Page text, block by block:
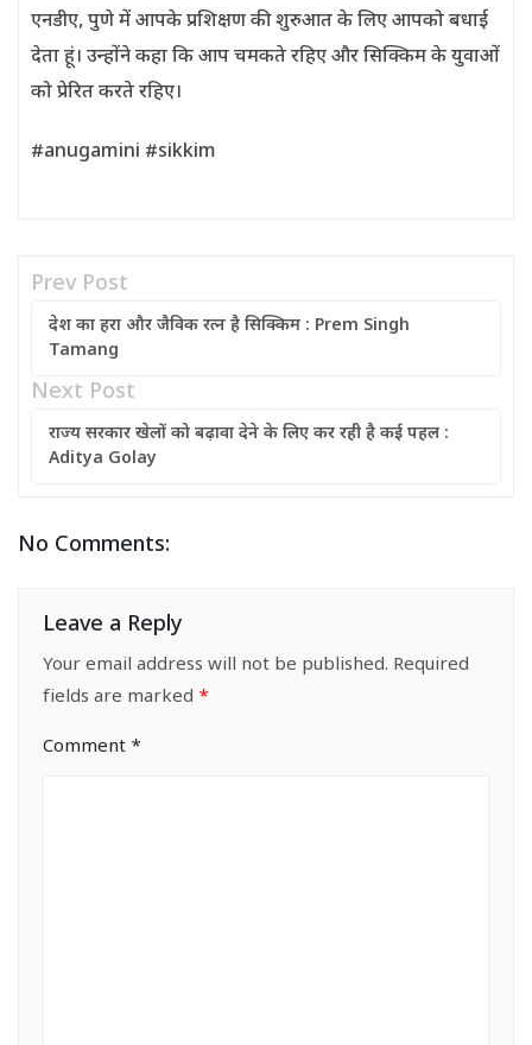
एनडीए, पुणे में आपके प्रशिक्षण की शुरुआत के लिए आपको बधाई
देता हूं। उन्होंने कहा कि आप चमकते रहिए और सिक्किम के युवाओं
को प्रेरित करते रहिए।
#anugamini #sikkim
Prev Post
देश का हरा और जैविक रत्न है सिक्किम : Prem Singh
Tamang
Next Post
राज्य सरकार खेलों को बढ़ावा देने के लिए कर रही है कई पहल :
Aditya Golay
No Comments:
Leave a Reply
Your email address will not be published. Required
fields are marked *
Comment *